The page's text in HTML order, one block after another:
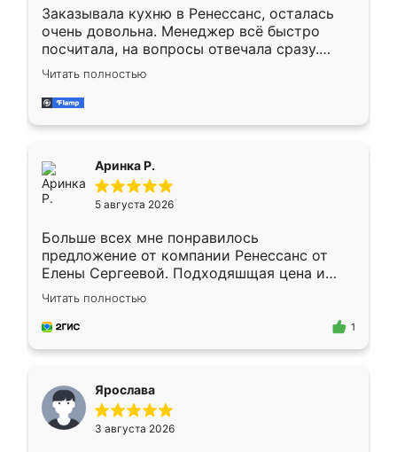
Заказывала кухню в Ренессанс, осталась
очень довольна. Менеджер всё быстро
посчитала, на вопросы отвечала сразу.
Замерщик приехал в субботу, подошёл к
делу со всей ответственностью. Собрали
за день, ребята работали аккуратно, даже
Читать полностью
Аринка Р.
5 августа 2026
Больше всех мне понравилось
предложение от компании Ренессанс от
Елены Сергеевой. Подходяшщая цена и
короткие сроки изготовления. Приехавший
для замера сотрудник Владислав
предложил по моему эскизу самый
Читать полностью
1
Ярослава
3 августа 2026